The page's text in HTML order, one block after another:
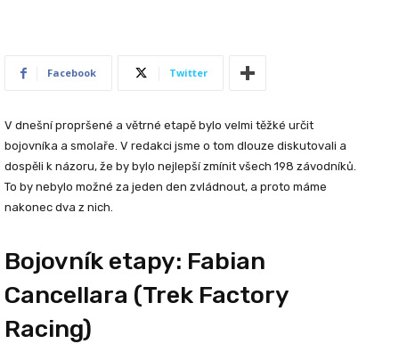
Facebook Twitter
V dnešní propršené a větrné etapě bylo velmi těžké určit
bojovníka a smolaře. V redakci jsme o tom dlouze diskutovali a
dospěli k názoru, že by bylo nejlepší zmínit všech 198 závodníků.
To by nebylo možné za jeden den zvládnout, a proto máme
nakonec dva z nich.
Bojovník etapy: Fabian
Cancellara (Trek Factory
Racing)